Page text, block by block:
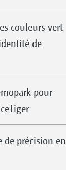
couleurs vert
de
pour
de précision en